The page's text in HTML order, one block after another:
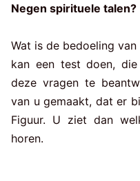
Negen spirituele talen?
Wat is de bedoeling
kan een test doen,
deze vragen te
van u gemaakt, dat er
Figuur. U ziet dan
horen.